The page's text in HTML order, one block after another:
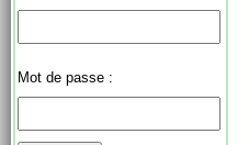
Mot de passe :